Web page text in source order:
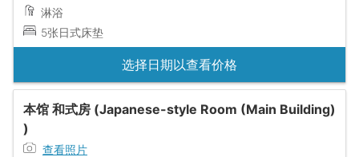
淋浴
5张日式床垫
选择日期以查看价格
本馆 和式房 (Japanese-style Room (Main Building)
)
查看照片